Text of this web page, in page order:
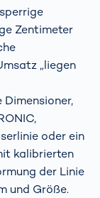
Zentimeter
„liegen
Dimensioner,
oder ein
kalibrierten
der Linie
und Größe.